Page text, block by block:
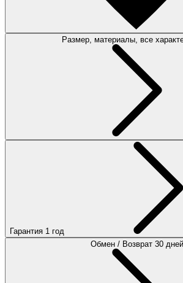
Размер, материалы, все
Гарантия 1 год
Обмен / Возврат 30 дней